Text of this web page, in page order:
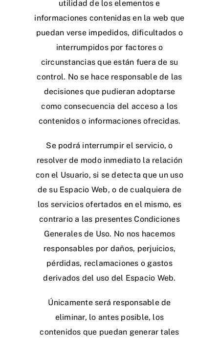
utilidad de los elementos e
informaciones contenidas en la web que
puedan verse impedidos, dificultados o
interrumpidos por factores o
circunstancias que están fuera de su
control. No se hace responsable de las
decisiones que pudieran adoptarse
como consecuencia del acceso a los
contenidos o informaciones ofrecidas.
Se podrá interrumpir el servicio, o
resolver de modo inmediato la relación
con el Usuario, si se detecta que un uso
de su Espacio Web, o de cualquiera de
los servicios ofertados en el mismo, es
contrario a las presentes Condiciones
Generales de Uso. No nos hacemos
responsables por daños, perjuicios,
pérdidas, reclamaciones o gastos
derivados del uso del Espacio Web.
Únicamente será responsable de
eliminar, lo antes posible, los
contenidos que puedan generar tales